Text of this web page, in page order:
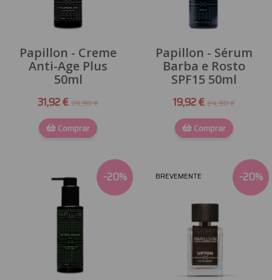
Papillon - Creme
Anti-Age Plus
50ml
31,92 € 39,90 €
Comprar
Papillon - Sérum
Barba e Rosto
SPF15 50ml
19,92 € 24,90 €
Comprar
-20% -20%
BREVEMENTE